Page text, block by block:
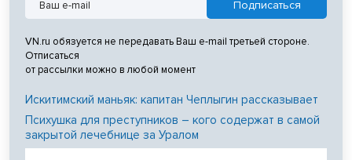
VN.ru обязуется не передавать Ваш e-mail третьей стороне.
Отписаться
от рассылки можно в любой момент
Искитимский маньяк: капитан Чеплыгин рассказывает
Психушка для преступников – кого содержат в самой
закрытой лечебнице за Уралом